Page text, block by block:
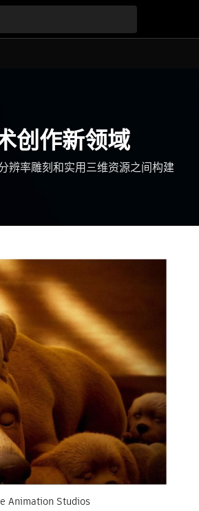
创作新领域
辨率雕刻和实用三维资源之间构建
Animation Studios